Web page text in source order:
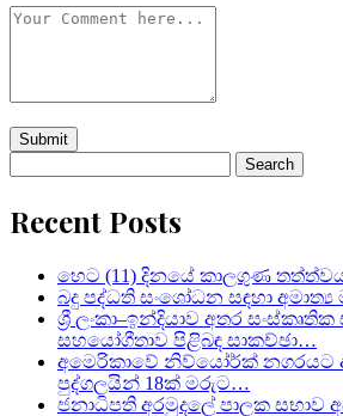
for:
Recent Posts
හෙට (11) දිනයේ කාලගුණ
බදු පද්ධති සංශෝධන සඳහා
ශ්‍රී ලංකා–ඉන්දියාව අතර
සහයෝගීතාව පිළිබඳ සාකච්ඡා…
අමෙරිකාවේ නිව්යෝර්ක්
පුද්ගලයින් 18ක් මරුට…
ජනාධිපති අරමුදලේ පාලක සභාව